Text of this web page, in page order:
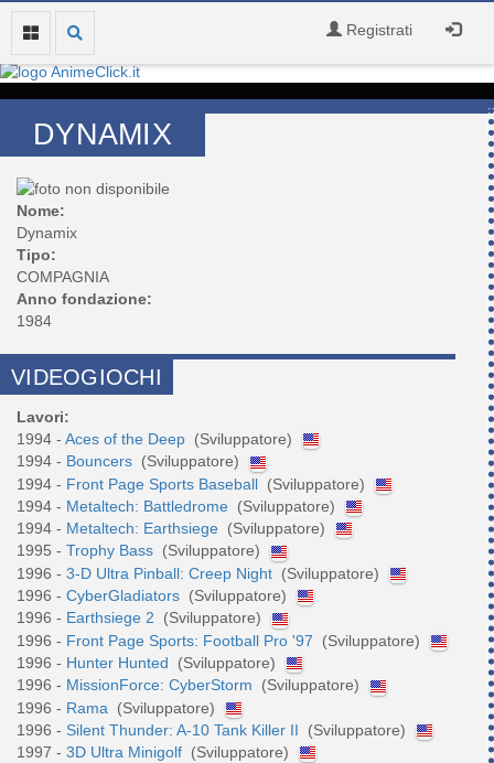
Registrati
DYNAMIX
Nome:
Dynamix
Tipo:
COMPAGNIA
Anno fondazione:
1984
VIDEOGIOCHI
Lavori:
1994 - Aces of the Deep (Sviluppatore)
1994 - Bouncers (Sviluppatore)
1994 - Front Page Sports Baseball (Sviluppatore)
1994 - Metaltech: Battledrome (Sviluppatore)
1994 - Metaltech: Earthsiege (Sviluppatore)
1995 - Trophy Bass (Sviluppatore)
1996 - 3-D Ultra Pinball: Creep Night (Sviluppatore)
1996 - CyberGladiators (Sviluppatore)
1996 - Earthsiege 2
(Sviluppatore)
1996 - Front Page Sports: Football Pro '97
(Sviluppatore)
1996 - Hunter Hunted
(Sviluppatore)
1996 - MissionForce: CyberStorm
(Sviluppatore)
1996 - Rama
(Sviluppatore)
1996 - Silent Thunder: A-10 Tank Killer II
(Sviluppatore)
1997 - 3D Ultra Minigolf (Sviluppatore)